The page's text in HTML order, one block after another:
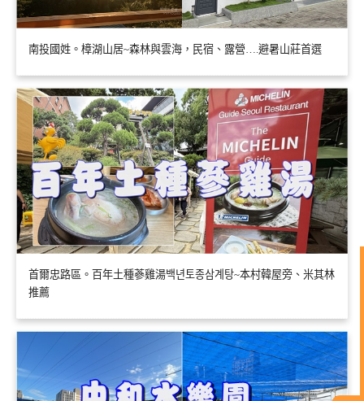
南投國姓。樟湖山居~森林與雲海，民宿、露營….避暑山莊首選
首爾忠路區。百年土種蔘雞湯백년토종삼계탕~本村韓屋旁、米其林
推薦